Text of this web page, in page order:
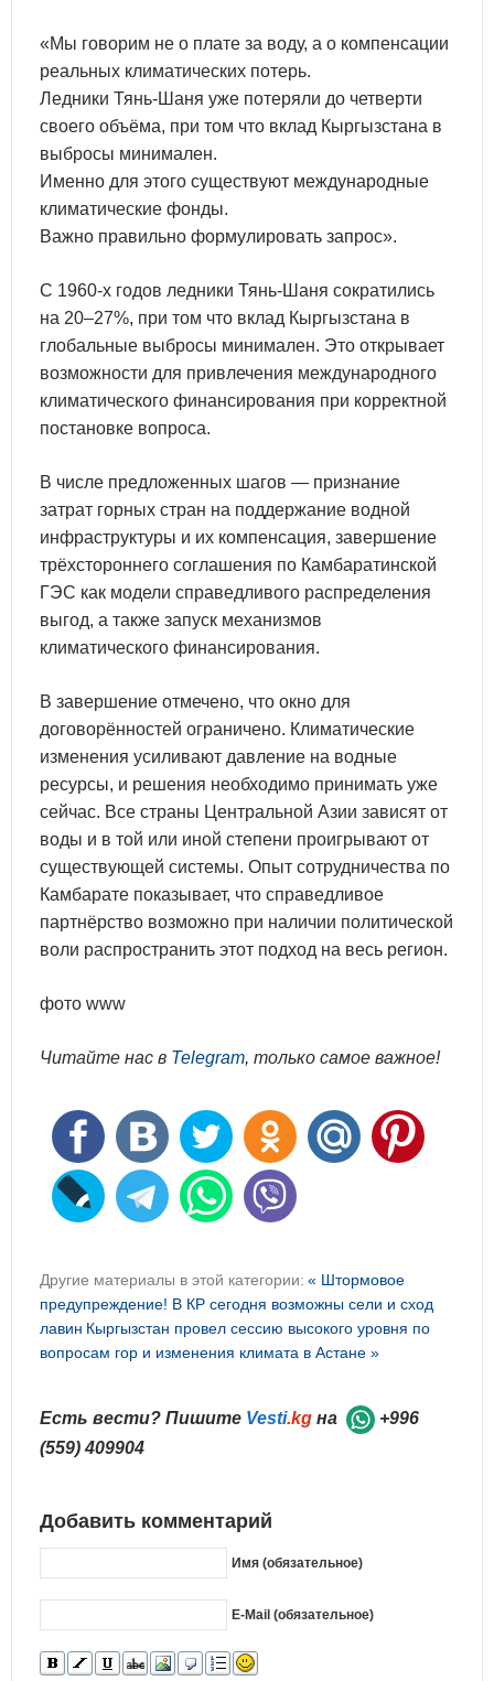
«Мы говорим не о плате за воду, а о компенсации
реальных климатических потерь.
Ледники Тянь-Шаня уже потеряли до четверти
своего объёма, при том что вклад Кыргызстана в
выбросы минимален.
Именно для этого существуют международные
климатические фонды.
Важно правильно формулировать запрос».
С 1960-х годов ледники Тянь-Шаня сократились
на 20–27%, при том что вклад Кыргызстана в
глобальные выбросы минимален. Это открывает
возможности для привлечения международного
климатического финансирования при корректной
постановке вопроса.
В числе предложенных шагов — признание
затрат горных стран на поддержание водной
инфраструктуры и их компенсация, завершение
трёхстороннего соглашения по Камбаратинской
ГЭС как модели справедливого распределения
выгод, а также запуск механизмов
климатического финансирования.
В завершение отмечено, что окно для
договорённостей ограничено. Климатические
изменения усиливают давление на водные
ресурсы, и решения необходимо принимать уже
сейчас. Все страны Центральной Азии зависят от
воды и в той или иной степени проигрывают от
существующей системы. Опыт сотрудничества по
Камбарате показывает, что справедливое
партнёрство возможно при наличии политической
воли распространить этот подход на весь регион.
фото www
Читайте нас в Telegram, только самое важное!
Другие материалы в этой категории: « Штормовое
предупреждение! В КР сегодня возможны сели и сход
лавин Кыргызстан провел сессию высокого уровня по
вопросам гор и изменения климата в Астане »
Есть вести? Пишите Vesti.kg на
+996
(559) 409904
Добавить комментарий
Имя (обязательное)
E-Mail (обязательное)